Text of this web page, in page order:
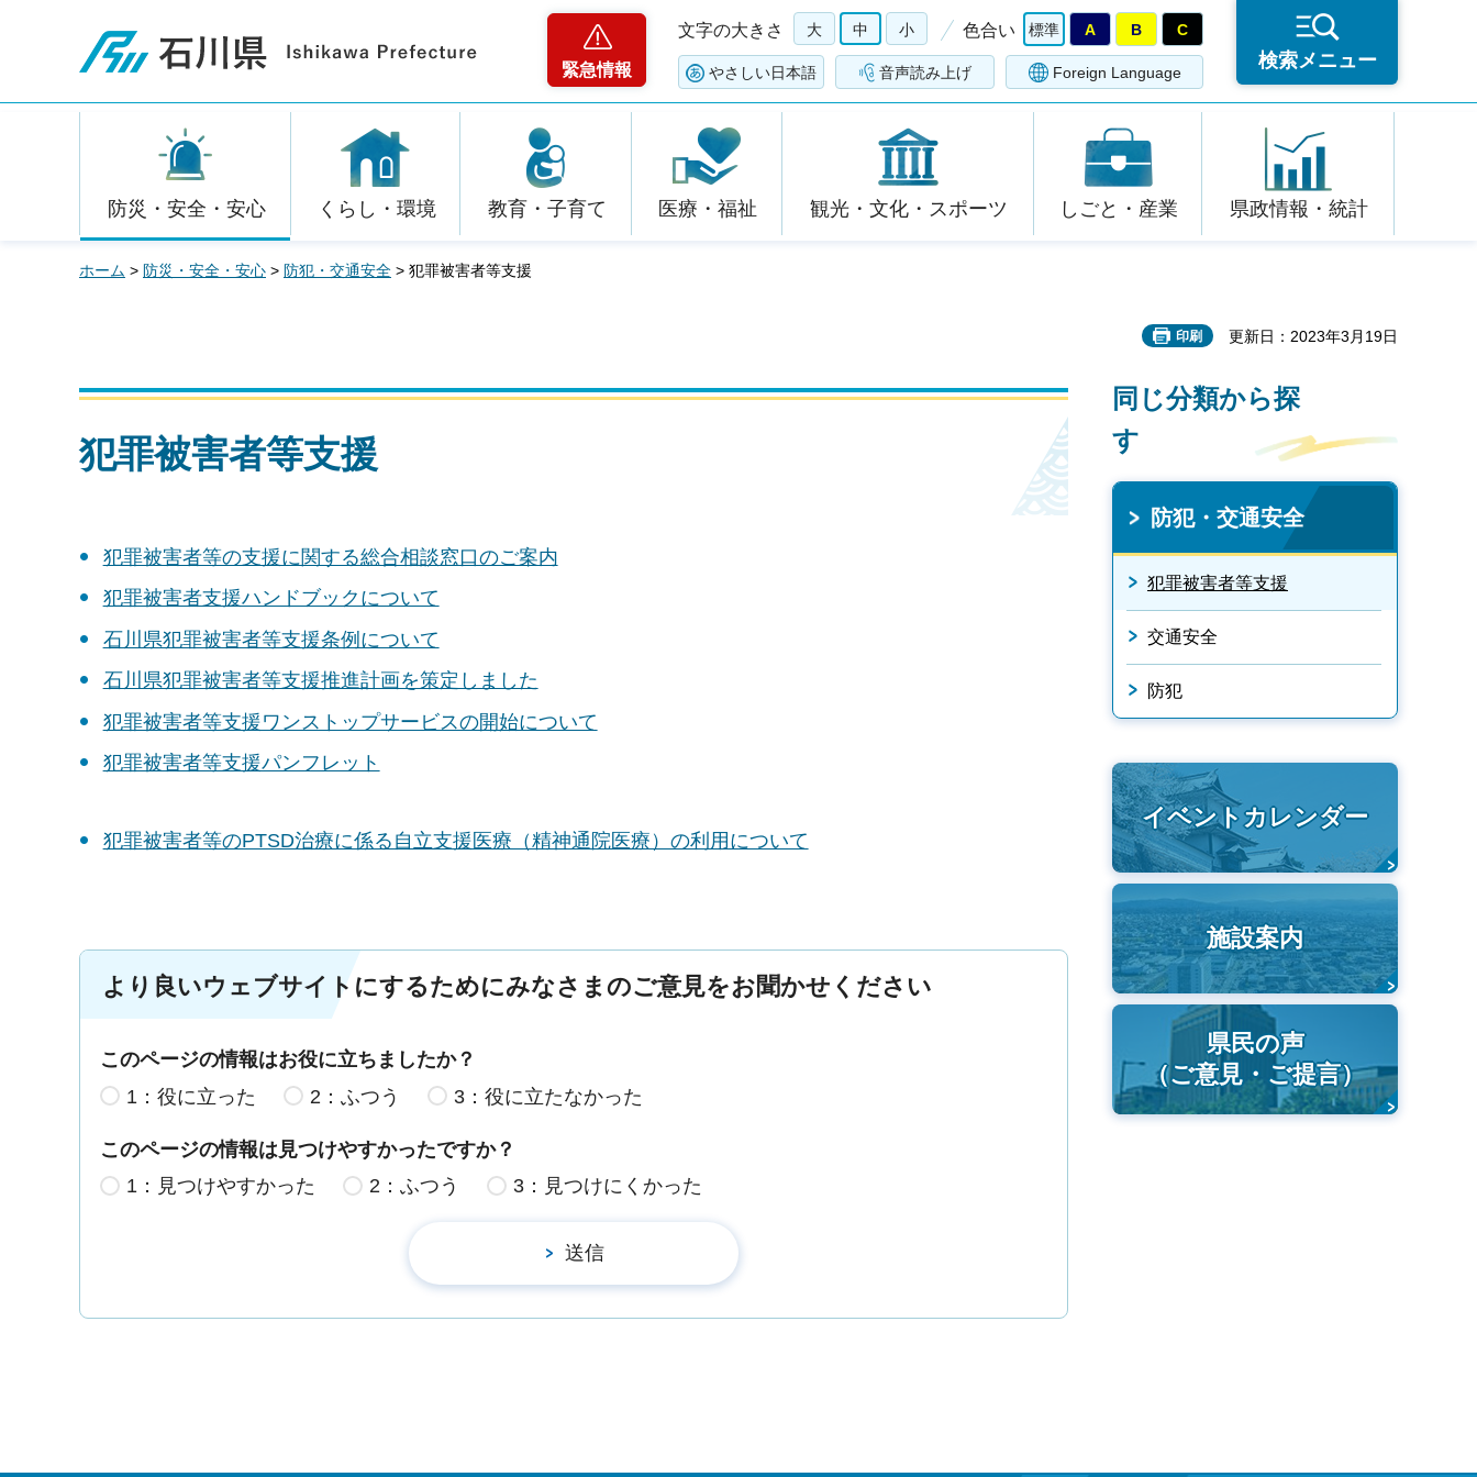
石川県
緊急情報
文字の大きさ 大 中 小 色合い 標準 A B C
やさしい日本語 音声読み上げ Foreign Language
検索メニュー
防災・安全・安心 くらし・環境 教育・子育て 医療・福祉 観光・文化・スポーツ しごと・産業 県政情報・統計
ホーム > 防災・安全・安心 > 防犯・交通安全 > 犯罪被害者等支援
印刷 更新日：2023年3月19日
犯罪被害者等支援
犯罪被害者等の支援に関する総合相談窓口のご案内
犯罪被害者支援ハンドブックについて
石川県犯罪被害者等支援条例について
石川県犯罪被害者等支援推進計画を策定しました
犯罪被害者等支援ワンストップサービスの開始について
犯罪被害者等支援パンフレット
犯罪被害者等のPTSD治療に係る自立支援医療（精神通院医療）の利用について
より良いウェブサイトにするためにみなさまのご意見をお聞かせください
このページの情報はお役に立ちましたか？
1：役に立った
2：ふつう 3：役に立たなかった
このページの情報は見つけやすかったですか？
1：見つけやすかった
2：ふつう 3：見つけにくかった
同じ分類から探
す
防犯・交通安全
犯罪被害者等支援
交通安全
防犯
イベントカレンダー
施設案内
県民の声
（ご意見・ご提言）